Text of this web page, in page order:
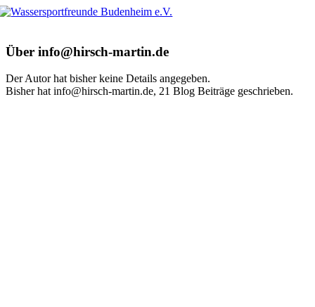
Zum
Über info@hirsch-martin.de
Der Autor hat bisher keine Details angegeben.
Bisher hat info@hirsch-martin.de, 21 Blog Beiträge geschrieben.